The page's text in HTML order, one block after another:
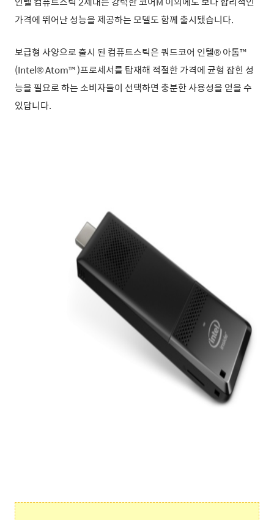
가격에 뛰어난 성능을 제공하는모델도 함께 출시됐습니다.
보급형 사양으로 출시 된 컴퓨트스틱은쿼드코어 인텔® 아톰™
(Intel® Atom™ )프로세서를 탑재해 적절한 가격에균형 잡힌 성
능을 필요로 하는 소비자들이 선택하면 충분한 사용성을 얻을 수
있답니다.